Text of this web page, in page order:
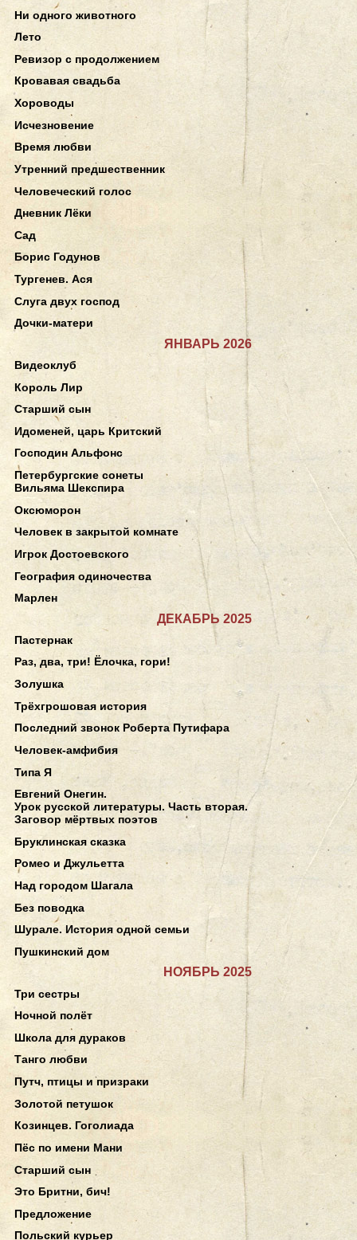
Ни одного животного
Лето
Ревизор с продолжением
Кровавая свадьба
Хороводы
Исчезновение
Время любви
Утренний предшественник
Человеческий голос
Дневник Лёки
Сад
Борис Годунов
Тургенев. Ася
Слуга двух господ
Дочки-матери
ЯНВАРЬ 2026
Видеоклуб
Король Лир
Старший сын
Идоменей, царь Критский
Господин Альфонс
Петербургские сонеты
Вильяма Шекспира
Оксюморон
Человек в закрытой комнате
Игрок Достоевского
География одиночества
Марлен
ДЕКАБРЬ 2025
Пастернак
Раз, два, три! Ёлочка, гори!
Золушка
Трёхгрошовая история
Последний звонок Роберта Путифара
Человек-амфибия
Типа Я
Евгений Онегин.
Урок русской литературы. Часть вторая.
Заговор мёртвых поэтов
Бруклинская сказка
Ромео и Джульетта
Над городом Шагала
Без поводка
Шурале. История одной семьи
Пушкинский дом
НОЯБРЬ 2025
Три сестры
Ночной полёт
Школа для дураков
Танго любви
Путч, птицы и призраки
Золотой петушок
Козинцев. Гоголиада
Пёс по имени Мани
Старший сын
Это Бритни, бич!
Предложение
Польский курьер